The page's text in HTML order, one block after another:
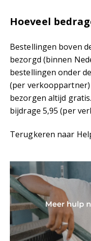
Hoeveel
Bestellingen boven
bezorgd (binnen
bestellingen onder
(per
bezorgen altijd
bijdrage 5,95 (per
Terugkeren naar